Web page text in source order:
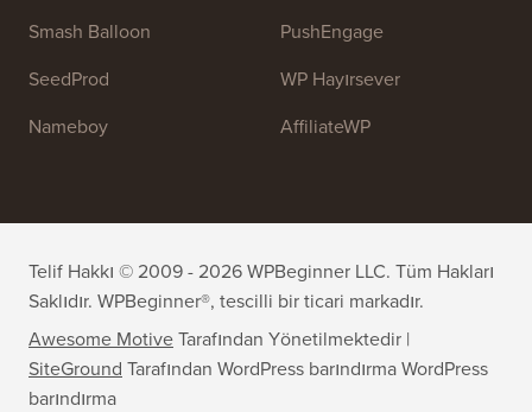
Smash Balloon
SeedProd
Nameboy
PushEngage
WP Hayırsever
AffiliateWP
Telif Hakkı © 2009 - 2026 WPBeginner LLC. Tüm Hakları
Saklıdır. WPBeginner®, tescilli bir ticari markadır.
Awesome MotiveTarafından Yönetilmektedir |
SiteGround Tarafından WordPress barındırmaWordPress
barındırma